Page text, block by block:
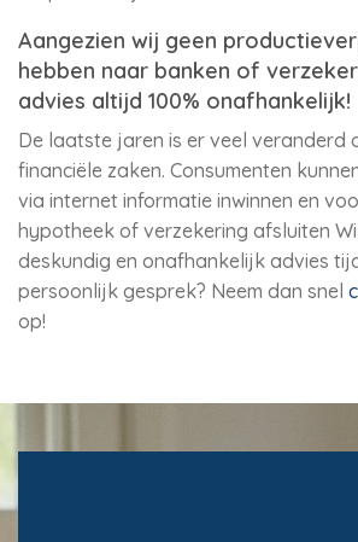
Aangezien wij geen
hebben naar banken of
advies altijd 100% onafhankelijk!
De laatste jaren is er veel veranderd
financiële zaken. Consumenten
via internet informatie inwinnen en
hypotheek of verzekering afsluiten
deskundig en onafhankelijk advies
persoonlijk gesprek? Neem dan snel
op!